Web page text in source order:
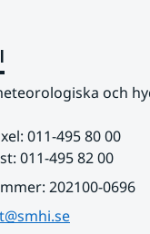
och
011-495 80 00
011-495 82 00
202100-0696